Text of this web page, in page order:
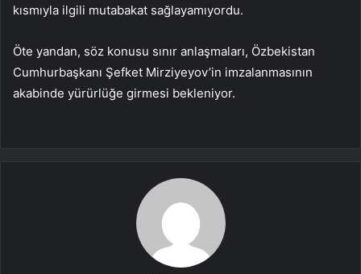
kısmıyla ilgili mutabakat sağlayamıyordu.
Öte yandan, söz konusu sınır anlaşmaları, Özbekistan
Cumhurbaşkanı Şefket Mirziyeyov’in imzalanmasının
akabinde yürürlüğe girmesi bekleniyor.